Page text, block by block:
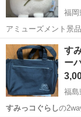
福岡
アミューズメント景品で取
たします！
福岡 福岡市
す
ー
福島
すみっコぐらしの